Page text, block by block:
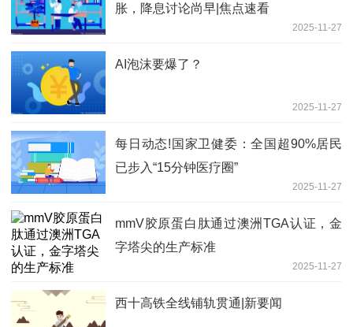
胀，降息讨论尚早|焦点速看
2025-11-27
AI泡沫要爆了？
2025-11-27
每日动态!国家卫健委：全国超90%居民
已步入“15分钟医疗圈”
2025-11-27
mmV胶原蛋白肽通过澳洲TGA认证，金
字塔尖的生产标准
2025-11-27
西十高铁全线铺轨贯通|新要闻